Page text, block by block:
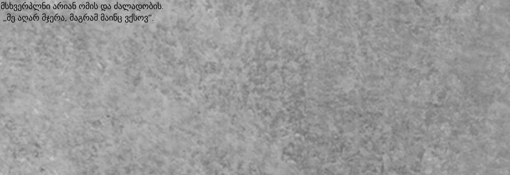
მსხვერპლნი არიან ომის და ძალადობის.
„მე აღარ მჯერა, მაგრამ მაინც ვქსოვ“.